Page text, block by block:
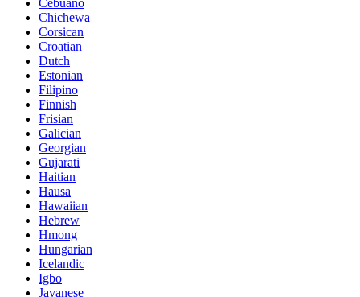
Cebuano
Chichewa
Corsican
Croatian
Dutch
Estonian
Filipino
Finnish
Frisian
Galician
Georgian
Gujarati
Haitian
Hausa
Hawaiian
Hebrew
Hmong
Hungarian
Icelandic
Igbo
Javanese